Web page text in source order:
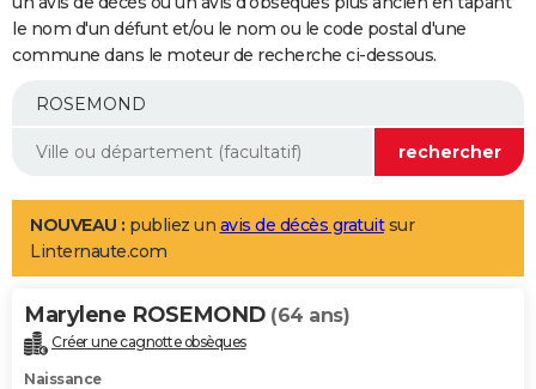
Impôts
Immobilier
Risques naturels par ville
Banque
Assurance
Crédit
AUTO
Essais
Réserver un essai
Citadines
Berlines
SUV
Forum auto
+
Mobiles
Meilleur smartphone
Internet
Ordinateurs
Jeux vidéo
Guide high-tech
Aménagement intérieur
LIFESTYLE
Art de vivre
Bien-être
Loisirs
Mode
Modes de vie
Alimentation
Guide de la santé
Maladies
Médicaments
Sommeil
VOYAGE
Destinations
City break
Voyage nature
Voyage de noces
Forum
Climat
+PHOTO
le nom d'un défunt et/ou le nom ou le code postal d'une
commune dans le moteur de recherche ci-dessous.
NOUVEAU : publiez un avis de décès gratuitsur
Linternaute.com
Marylene ROSEMOND (64 ans)
Créer une cagnotte obsèques
Naissance